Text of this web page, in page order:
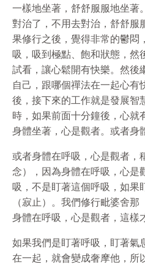
一樣地坐著，舒舒服服地坐著
對治了，不用去對治，舒舒服
果修行之後，覺得非常的鬱悶
吸，吸到極點、飽和狀態，然
試看，讓心鬆開有快樂。然
自己，跟哪個禪法在一起心有
後，接下來的工作就是發展智
時，如果前面十分鐘後，心就
身體坐著，心是觀者。或者身
或者身體在呼吸，心是觀者，
念），因為身體在呼吸，心是
吸，不是盯著這個呼吸，如果
（寂止）。我們修行毗婆舍
身體在呼吸，心是觀者，這樣
如果我們是盯著呼吸，盯著氣
在一起，就會變成奢摩他，所